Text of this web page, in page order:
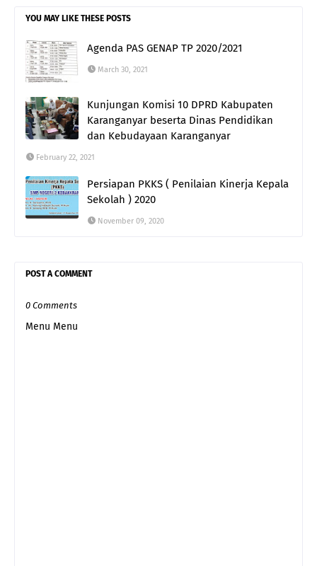
YOU MAY LIKE THESE POSTS
Agenda PAS GENAP TP 2020/2021
March 30, 2021
Kunjungan Komisi 10 DPRD Kabupaten
Karanganyar beserta Dinas Pendidikan
dan Kebudayaan Karanganyar
February 22, 2021
Persiapan PKKS ( Penilaian Kinerja Kepala
Sekolah ) 2020
November 09, 2020
POST A COMMENT
0 Comments
Menu Menu